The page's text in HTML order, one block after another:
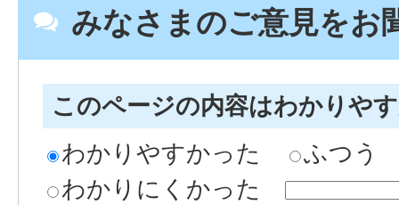
みなさまのご意見をお
このページの内容はわかりや
わかりやすかった
ふつう
わかりにくかった